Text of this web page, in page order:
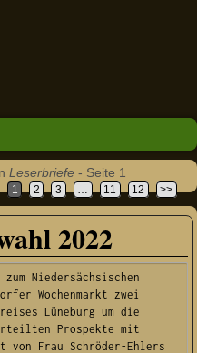
Leserbriefe - Seite 1
1 2 3 … 11 12 >>
2022
Niedersächsischen
Wochenmarkt zwei
Lüneburg um die
Prospekte mit
von Frau Schröder-Ehlers